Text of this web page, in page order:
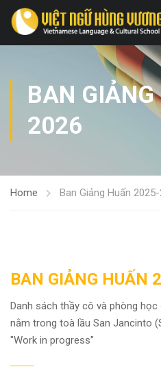
BAN
2026
Home Ban Giảng Huấn
BAN GIẢNG HUẤN
Danh sách thầy cô và phòng
nằm trong toà lầu San Jancinto
"Work in progress"